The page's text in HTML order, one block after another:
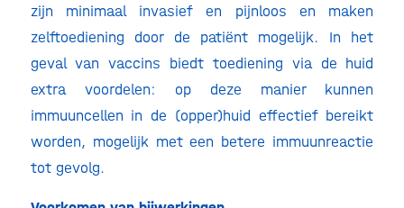
zijn minimaal invasief en pijnloos en maken
zelftoediening door de patiënt mogelijk. In het
geval van vaccins biedt toediening via de huid
extra voordelen: op deze manier kunnen
immuuncellen in de (opper)huid effectief bereikt
worden, mogelijk met een betere immuunreactie
tot gevolg.